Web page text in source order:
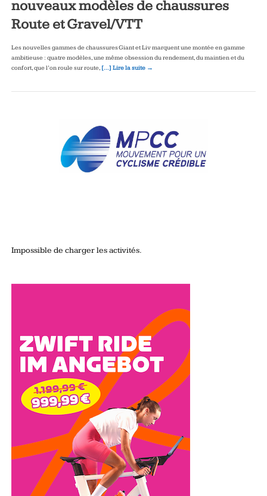
nouveaux modèles de chaussures
Route et Gravel/VTT
Les nouvelles gammes de chaussures Giant et Liv marquent une montée en gamme
ambitieuse : quatre modèles, une même obsession du rendement, du maintien et du
confort, que l’on roule sur route, […] Lire la suite →
Impossible de charger les activités.